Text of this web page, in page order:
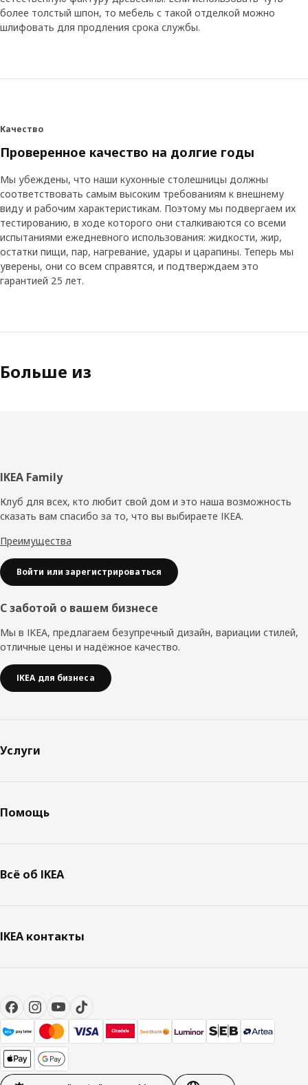
более толстый шпон, то мебель с такой отделкой можно
шлифовать для продления срока службы.
Качество
Проверенное качество на долгие годы
Мы убеждены, что наши кухонные столешницы должны
соответствовать самым высоким требованиям к внешнему
виду и рабочим характеристикам. Поэтому мы подвергаем их
тестированию, в ходе которого они сталкиваются со всеми
испытаниями ежедневного использования: жидкости, жир,
остатки пищи, пар, нагревание, удары и царапины. Теперь мы
уверены, они со всем справятся, и подтверждаем это
гарантией 25 лет.
Больше из
Нижний
колонтитул
IKEA Family
Клуб для всех, кто любит свой дом и это наша возможность
сказать вам спасибо за то, что вы выбираете IKEA.
Преимущества
Войти или зарегистрироваться
С заботой о вашем бизнесе
Мы в IKEA, предлагаем безупречный дизайн, вариации стилей,
отличные цены и надёжное качество.
IKEA для бизнеса
Услуги
Помощь
Всё об IKEA
IKEA контакты